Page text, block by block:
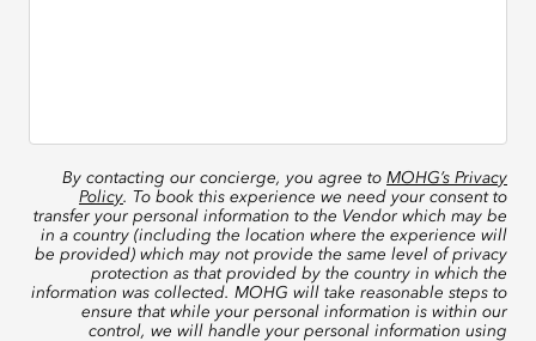
By contacting our concierge, you agree to MOHG’s Privacy
Policy. To book this experience we need your consent to
transfer your personal information to the Vendor which may be
in a country (including the location where the experience will
be provided) which may not provide the same level of privacy
protection as that provided by the country in which the
information was collected. MOHG will take reasonable steps to
ensure that while your personal information is within our
control, we will handle your personal information using